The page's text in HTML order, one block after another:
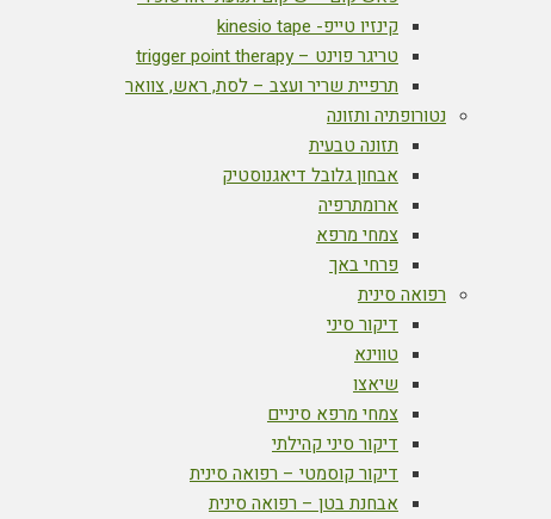
קינזיו טייפ- kinesio tape
טריגר פוינט – trigger point therapy
תרפיית שריר ועצב – לסת, ראש, צוואר
נטורופתיה ותזונה
תזונה טבעית
אבחון גלובל דיאגנוסטיק
ארומתרפיה
צמחי מרפא
פרחי באך
רפואה סינית
דיקור סיני
טווינא
שיאצו
צמחי מרפא סיניים
דיקור סיני קהילתי
דיקור קוסמטי – רפואה סינית
אבחנת בטן – רפואה סינית